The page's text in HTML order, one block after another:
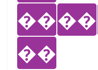
����
��